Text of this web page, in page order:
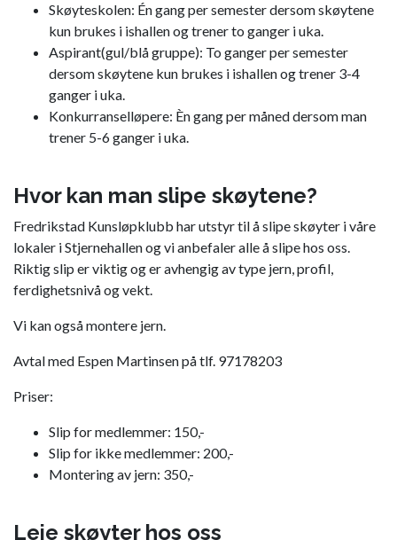
Skøyteskolen: Én gang per semester dersom skøytene
kun brukes i ishallen og trener to ganger i uka.
Aspirant(gul/blå gruppe): To ganger per semester
dersom skøytene kun brukes i ishallen og trener 3-4
ganger i uka.
Konkurranselløpere: Èn gang per måned dersom man
trener 5-6 ganger i uka.
Hvor kan man slipe skøytene?
Fredrikstad Kunsløpklubb har utstyr til å slipe skøyter i våre
lokaler i Stjernehallen og vi anbefaler alle å slipe hos oss.
Riktig slip er viktig og er avhengig av type jern, profil,
ferdighetsnivå og vekt.
Vi kan også montere jern.
Avtal med Espen Martinsen på tlf. 97178203
Priser:
Slip for medlemmer: 150,-
Slip for ikke medlemmer: 200,-
Montering av jern: 350,-
Leie skøyter hos oss